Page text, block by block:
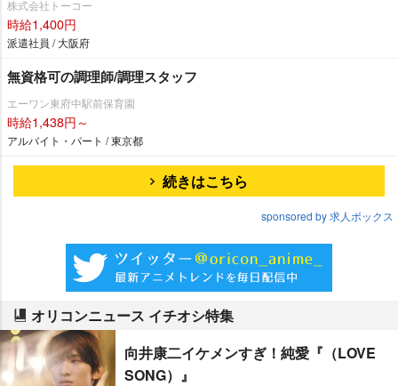
株式会社トーコー
時給1,400円
派遣社員 / 大阪府
無資格可の調理師/調理スタッフ
エーワン東府中駅前保育園
時給1,438円～
アルバイト・パート / 東京都
続きはこちら
sponsored by 求人ボックス
オリコンニュース イチオシ特集
向井康二イケメンすぎ！純愛『（LOVE
SONG）』